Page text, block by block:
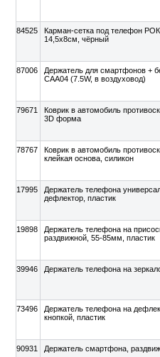
84525
Карман-сетка под телефон
14,5x8см, чёрный
87006
Держатель для смартфонов +
CAA04 (7.5W, в воздуховод)
79671
Коврик в автомобиль
3D форма
78767
Коврик в автомобиль
клейкая основа, силикон
17995
Держатель телефона
дефлектор, пластик
19898
Держатель телефона на
раздвижной, 55-85мм, пластик
39946 Держатель телефона на
73496
Держатель телефона на
кнопкой, пластик
90931 Держатель смартфона,